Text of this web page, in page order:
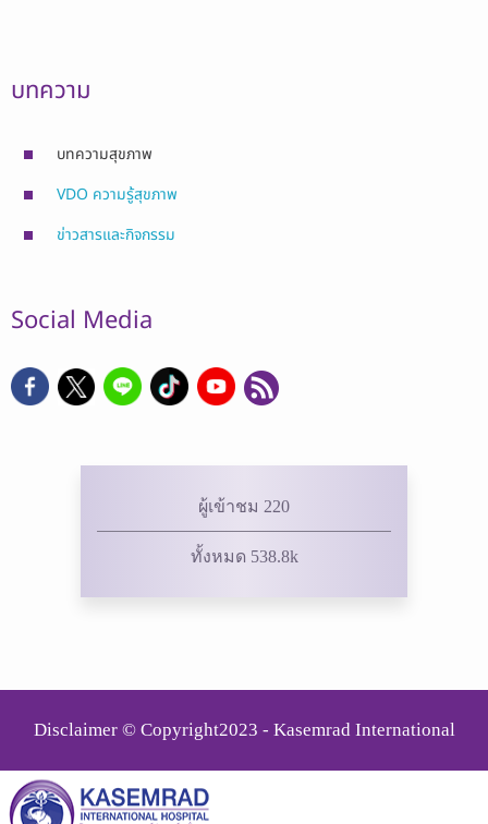
บทความ
บทความสุขภาพ
VDO ความรู้สุขภาพ
ข่าวสารและกิจกรรม
Social Media
ผู้เข้าชม 220
ทั้งหมด 538.8k
Disclaimer © Copyright2023 - Kasemrad International
Rattanatibeth